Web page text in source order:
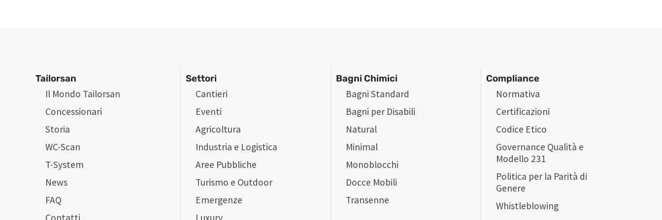
Tailorsan
Il Mondo Tailorsan
Concessionari
Storia
WC-Scan
T-System
News
FAQ
Settori
Cantieri
Eventi
Agricoltura
Industria e Logistica
Aree Pubbliche
Turismo e Outdoor
Emergenze
Bagni Chimici
Bagni Standard
Bagni per Disabili
Natural
Minimal
Monoblocchi
Docce Mobili
Transenne
Compliance
Normativa
Certificazioni
Codice Etico
Governance Qualità e
Modello 231
Politica per la Parità di
Genere
Whistleblowing